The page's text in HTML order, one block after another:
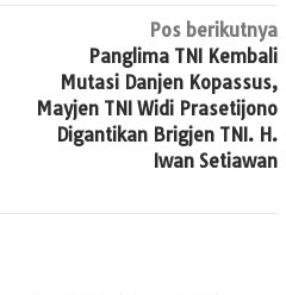
Pos berikutnya
Panglima TNI Kembali
Mutasi Danjen Kopassus,
Mayjen TNI Widi Prasetijono
Digantikan Brigjen TNI. H.
Iwan Setiawan